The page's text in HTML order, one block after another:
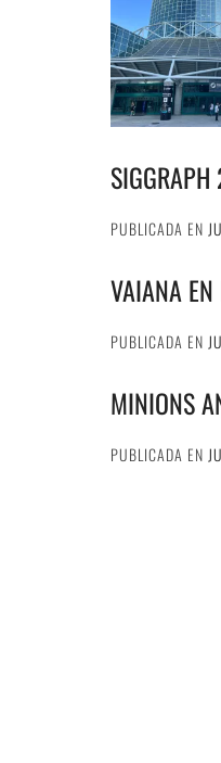
PUBLICADA EN
VAIANA
PUBLICADA EN
MINIONS
PUBLICADA EN